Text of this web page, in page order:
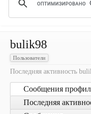
bulik98
Пользователи
Последняя активность
Сообщения
Последняя